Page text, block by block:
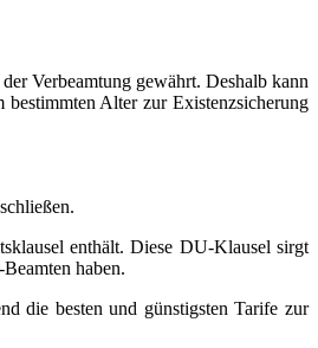
Verbeamtung gewährt. Deshalb kann
Alter zur Existenzsicherung
enthält. Diese DU-Klausel sirgt
haben.
die besten und günstigsten Tarife zur